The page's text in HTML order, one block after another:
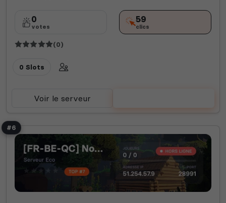
0
votes
59
clics
(0)
0 Slots
Voir le serveur
#6